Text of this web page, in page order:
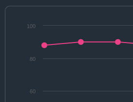
60
80
100